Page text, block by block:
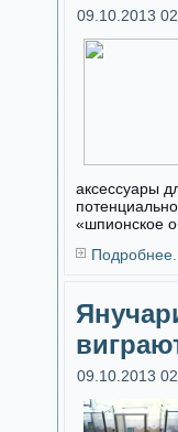
09.10.2013
аксессуары
«шпионское
Подробнее...
09.10.2013